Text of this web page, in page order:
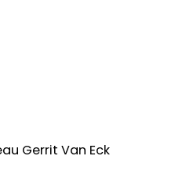
Gerrit Van Eck